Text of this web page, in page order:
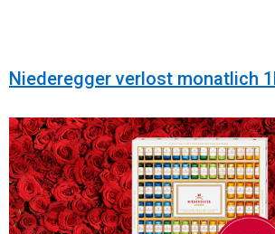
Niederegger verlost monatlich